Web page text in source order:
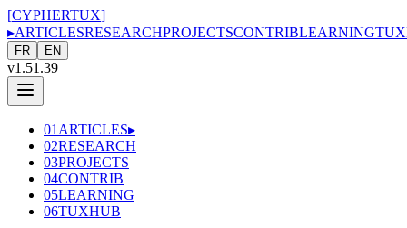
[CYPHERTUX]
▸ARTICLESRESEARCHPROJECTSCONTRIBLEARNING
FR EN
v1.51.39
01 ARTICLES▸
02RESEARCH
03PROJECTS
04CONTRIB
05LEARNING
06TUXHUB